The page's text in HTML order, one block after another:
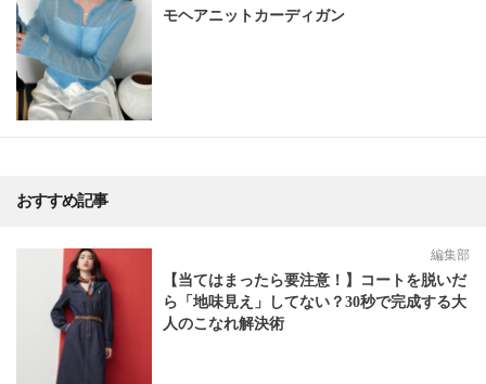
モヘアニットカーディガン
おすすめ記事
編集部
【当てはまったら要注意！】コートを脱いだ
ら「地味見え」してない？30秒で完成する大
人のこなれ解決術